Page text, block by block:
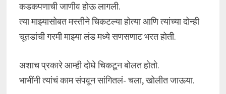
कडकपणाची जाणीव होऊ लागली.
त्या माझ्यासोबत मस्तीने चिकटल्या होत्या आणि त्यांच्या दोन्ही
चूतडांची गरमी माझ्या लंड मध्ये सणसणाट भरत होती.
अशाच प्रकारे आम्ही दोघे चिकटून बोलत होतो.
भाभींनी त्यांचं काम संपवून सांगितलं- चला, खोलीत जाऊया.